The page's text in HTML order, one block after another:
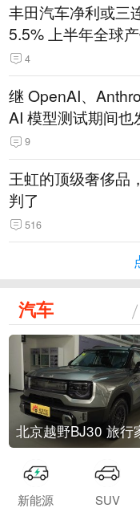
丰田汽车净利或三
5.5% 上半年全球
14.3万辆
4
继 OpenAI、
AI 模型测试期间也
9
王虹的顶级奢侈品
判了
516
汽车
北京越野BJ30 旅行
新能源 SUV